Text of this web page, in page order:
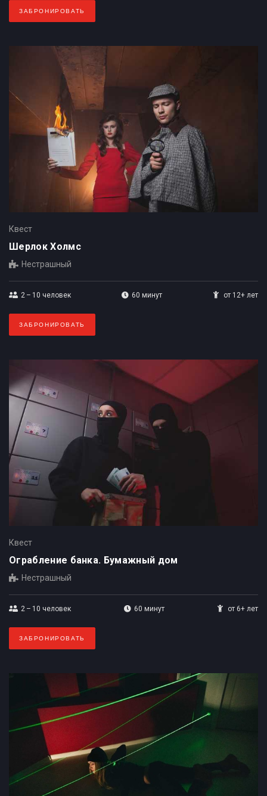
ЗАБРОНИРОВАТЬ
Квест
Шерлок Холмс
Нестрашный
2 – 10 человек 60 минут от 12+ лет
ЗАБРОНИРОВАТЬ
Квест
Ограбление банка. Бумажный дом
Нестрашный
2 – 10 человек 60 минут от 6+ лет
ЗАБРОНИРОВАТЬ